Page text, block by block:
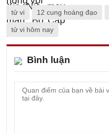
tử vi 12 cung hoàng đạo
tử vi hôm nay
Bình luận